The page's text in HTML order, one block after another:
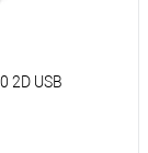
2D USB